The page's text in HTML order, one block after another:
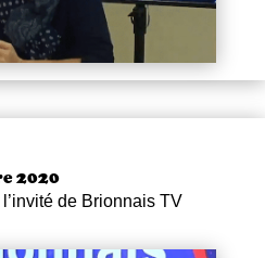
2020
de Brionnais TV